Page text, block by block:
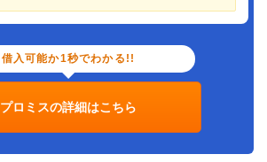
借入可能か1秒でわかる!!
プロミスの詳細はこちら